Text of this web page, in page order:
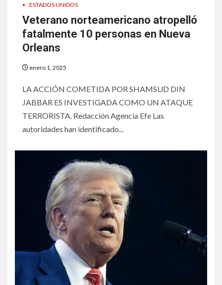
• ESTADOS UNIDOS
Veterano norteamericano atropelló
fatalmente 10 personas en Nueva
Orleans
enero 1, 2025
LA ACCIÓN COMETIDA POR SHAMSUD DIN
JABBAR ES INVESTIGADA COMO UN ATAQUE
TERRORISTA. Redacción Agencia Efe Las
autoridades han identificado...